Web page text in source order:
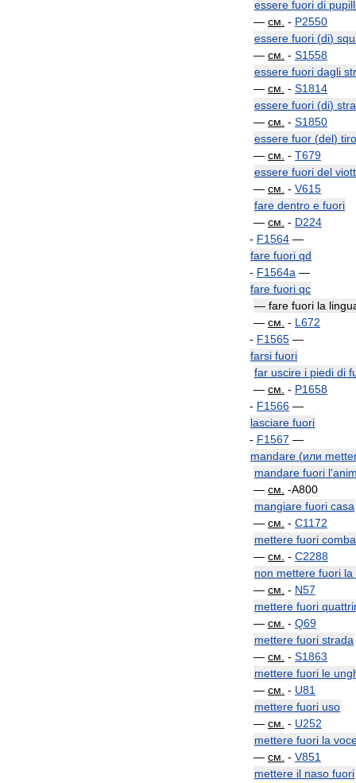
essere fuori di
— см - P2550
essere fuori (di)
— см - S1558
essere fuori dagli
— см - S1814
essere fuori (di)
— см - S1850
essere fuor (del) tiro
— см - T679
essere fuori del
— см - V615
fare dentro e fuori
— см - D224
- F1564 —
fare fuori qd
- F1564a —
fare fuori qc
— fare fuori la
— см - L672
- F1565 —
farsi fuori
far uscire i piedi di
— см - P1658
- F1566 —
lasciare fuori
- F1567 —
mandare (или
mandare fuori l'
— см -A800
mangiare fuori casa
— см - C1172
mettere fuori
— см - C2288
non mettere fuori la
— см - N57
mettere fuori
— см - Q69
mettere fuori strada
— см - S1863
mettere fuori le
— см - U81
mettere fuori uso
— см - U252
mettere fuori la
— см - V851
mettere il naso fuori